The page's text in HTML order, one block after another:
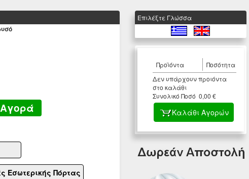
Αγορά
Εσωτερικής Πόρτας
Eπιλέξτε Γλώσσα
Προϊόντα
Ποσότητα
Δεν υπάρχουν προιόντα
στο καλάθι
Συνολικό Ποσό 0,00 €
Καλάθι Αγορών